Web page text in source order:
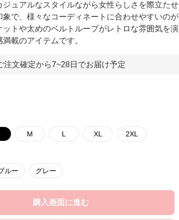
ジュアルなスタイルながら女性らしさを際立たせ
象で、様々なコーディネートに合わせやすいのが
ットや太めのベルトループがレトロな雰囲気を演
載のアイテムです。
注文確定から7~28日でお届け予定
M L XL 2XL
ルー グレー
購入画面に進む